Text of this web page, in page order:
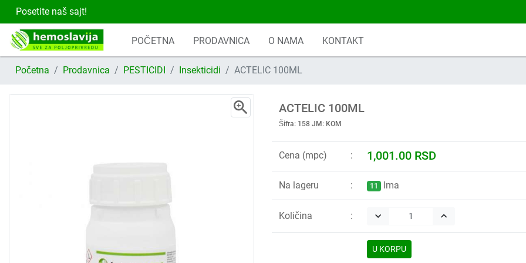
Posetite naš sajt!
POČETNA PRODAVNICA O NAMA KONTAKT
Početna Prodavnica PESTICIDI Insekticidi ACTELIC 100ML
zoom_in ACTELIC 100ML
Šifra: 158 JM: KOM
Cena (mpc) 1,001.00 RSD
Na lageru 11 Ima
Količina keyboard_arrow_down keyboard_arrow_up
U KORPU